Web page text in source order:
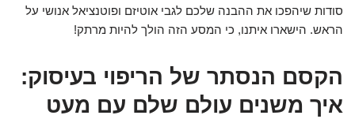
סודות שיהפכו את ההבנה שלכם לגבי אוטיזם ופוטנציאל אנושי על
הראש. הישארו איתנו, כי המסע הזה הולך להיות מרתק!
הקסם הנסתר של הריפוי בעיסוק:
איך משנים עולם שלם עם מעט